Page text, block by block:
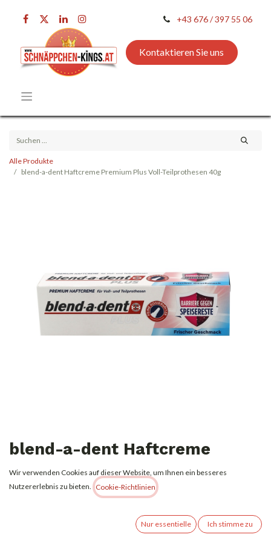
+43 676 / 397 55 06
Kontaktieren Sie uns
Alle Produkte
blend-a-dent Haftcreme Premium Plus Voll-Teilprothesen 40g
blend-a-dent Haftcreme
Premium Plus Voll-
Teilprothesen 40g
Alle Preise inkl. MwSt.zzgl. Versandkosten
Wir verwenden Cookies auf dieser Website, um Ihnen ein besseres
Nutzererlebnis zu bieten.
Cookie-Richtlinien
Nur essentielle Ich stimme zu